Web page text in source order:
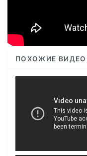
ПОХОЖИЕ ВИДЕО